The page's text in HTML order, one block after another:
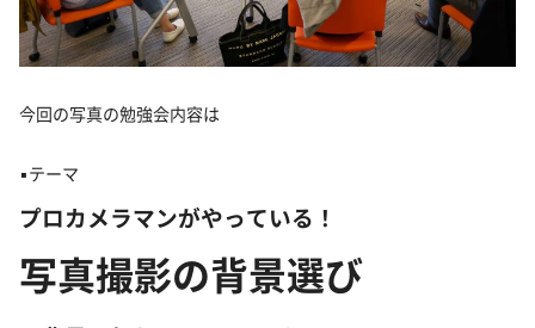
今回の写真の勉強会内容は
▪テーマ
プロカメラマンがやっている！
写真撮影の背景選び